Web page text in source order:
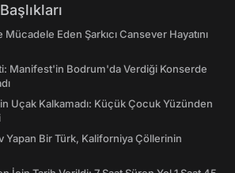
bacakları söküldü.
İstanbul’da
bütün ilanlar Kentsel
onaylanması gerekiyor. Şu
billboardlarda mayo veya
tam fotoğrafı yok.
bacaklarının kesildiği
Koton, Penti, Calzedonia,
da bulunduğu açık hava
Eden Şarkıcı Cansever Hayatını
Manifest'in Bodrum'da Verdiği Konserde
Uçak Kalkamadı: Küçük Çocuk Yüzünden
Yapan Bir Türk, Kaliforniya Çöllerinin